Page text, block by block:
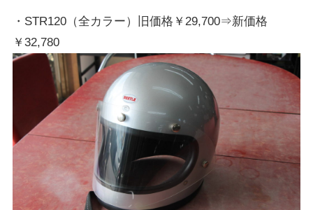
・STR120（全カラー）旧価格￥29,700⇒新価格
￥32,780